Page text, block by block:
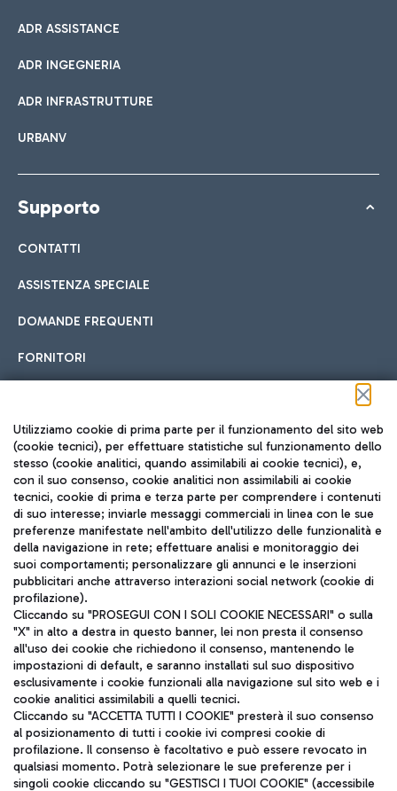
ADR ASSISTANCE
ADR INGEGNERIA
ADR INFRASTRUTTURE
URBANV
Supporto
CONTATTI
ASSISTENZA SPECIALE
DOMANDE FREQUENTI
FORNITORI
Seguici sui social
TRAVEL JOURNAL
ITA
Aeroporti di Roma S.p.A. - Società soggetta a direzione e
coordinamento di Mundys S.p.A.
Codice fiscale e Registro delle Imprese di Roma 13032990155 P.
IVA 06572251004
Capitale sociale 62.224.743,00 int. vers.
Utilizziamo cookie di prima parte per il funzionamento del sito web
(cookie tecnici), per effettuare statistiche sul funzionamento dello
stesso (cookie analitici, quando assimilabili ai cookie tecnici), e,
con il suo consenso, cookie analitici non assimilabili ai cookie
tecnici, cookie di prima e terza parte per comprendere i contenuti
di suo interesse; inviarle messaggi commerciali in linea con le sue
preferenze manifestate nell'ambito dell'utilizzo delle funzionalità e
della navigazione in rete; effettuare analisi e monitoraggio dei
suoi comportamenti; personalizzare gli annunci e le inserzioni
pubblicitari anche attraverso interazioni social network (cookie di
profilazione).
Cliccando su "PROSEGUI CON I SOLI COOKIE NECESSARI" o sulla
"X" in alto a destra in questo banner, lei non presta il consenso
all'uso dei cookie che richiedono il consenso, mantenendo le
impostazioni di default, e saranno installati sul suo dispositivo
esclusivamente i cookie funzionali alla navigazione sul sito web e i
cookie analitici assimilabili a quelli tecnici.
Cliccando su "ACCETTA TUTTI I COOKIE" presterà il suo consenso
al posizionamento di tutti i cookie ivi compresi cookie di
profilazione. Il consenso è facoltativo e può essere revocato in
qualsiasi momento. Potrà selezionare le sue preferenze per i
singoli cookie cliccando su "GESTISCI I TUOI COOKIE" (accessibile